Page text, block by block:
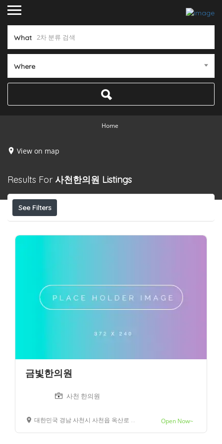
What
Where
Home
View on map
Results For 사천한의원 Listings
See Filters
금빛한의원
사천 한의원
대한민국 경남 사천시 사천읍 옥산로 30 Open Now~